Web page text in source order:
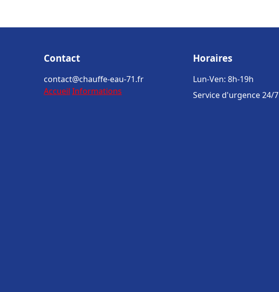
Contact
contact@chauffe-eau-71.fr
Accueil Informations
Horaires
Lun-Ven: 8h-19h
Service d'urgence 24/7